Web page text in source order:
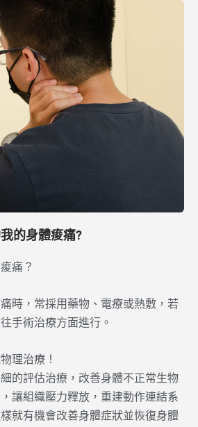
的身體痠痛?
痛？
時，常採用藥物、電療或熱敷，若
手術治療方面進行。
理治療！
的評估治療，改善身體不正常生物
讓組織壓力釋放，重建動作連結系
就有機會改善身體症狀並恢復身體